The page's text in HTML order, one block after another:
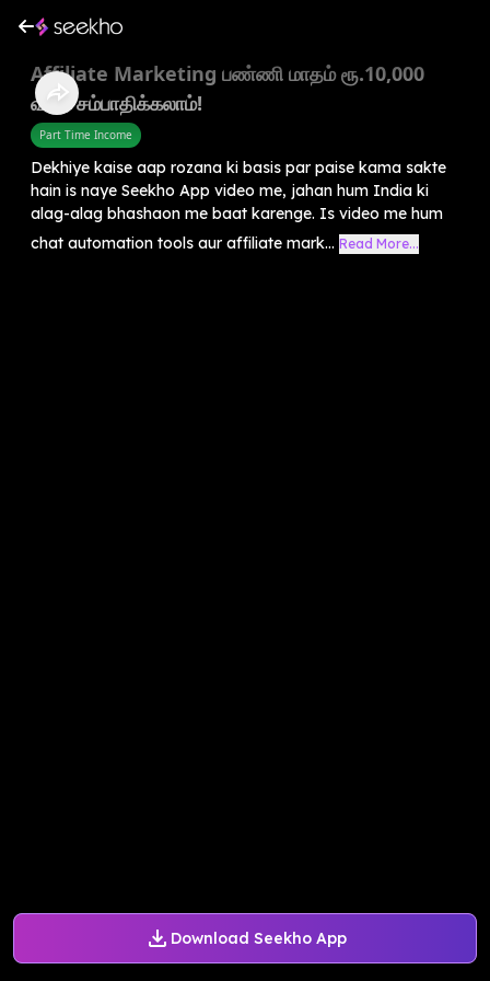
Download Seekho App
Affiliate Marketing பண்ணி மாதம் ரூ.10,000
வரை சம்பாதிக்கலாம்!
Part Time Income
Dekhiye kaise aap rozana ki basis par paise kama sakte
hain is naye Seekho App video me, jahan hum India ki
alag-alag bhashaon me baat karenge. Is video me hum
chat automation tools aur affiliate mark... Read More...